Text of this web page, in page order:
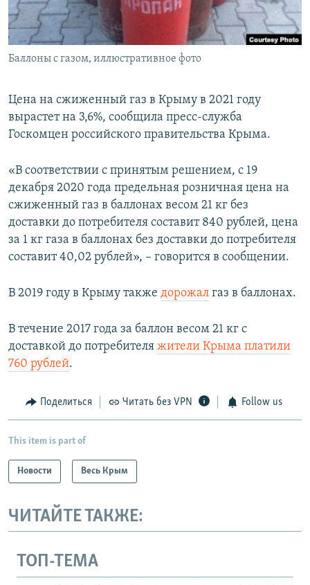
ПОБЕДИТЕЛЕЙ НЕ СУДЯТ?
КРЫМ.НЕПОКОРЕННЫЙ
ELIFBE
ПРИСОЕДИНЯЙТЕСЬ!
Все сайты RFE/RL
Баллоны с газом, иллюстративное фото
Цена на сжиженный газ в Крыму в 2021 году
вырастет на 3,6%, сообщила пресс-служба
Госкомцен российского правительства Крыма.
«В соответствии с принятым решением, с 19
декабря 2020 года предельная розничная цена на
сжиженный газ в баллонах весом 21 кг без
доставки до потребителя составит 840 рублей, цена
за 1 кг газа в баллонах без доставки до потребителя
составит 40,02 рублей», – говорится в сообщении.
В 2019 году в Крыму также дорожал газ в баллонах.
В течение 2017 года за баллон весом 21 кг с
доставкой до потребителя жители Крыма платили
760 рублей.
Поделиться Читать без VPN Follow us
This item is part of
Новости Весь Крым
ЧИТАЙТЕ ТАКЖЕ:
ТОП-ТЕМА